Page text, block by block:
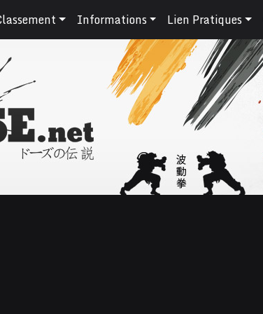
Informations Lien Pratiques